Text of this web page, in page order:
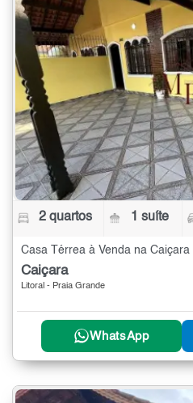
2 quartos 1 suíte
Casa Térrea à Venda na
Caiçara
Litoral - Praia Grande
WhatsApp